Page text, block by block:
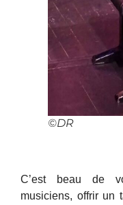
©DR
C’est beau de
musiciens, offrir un